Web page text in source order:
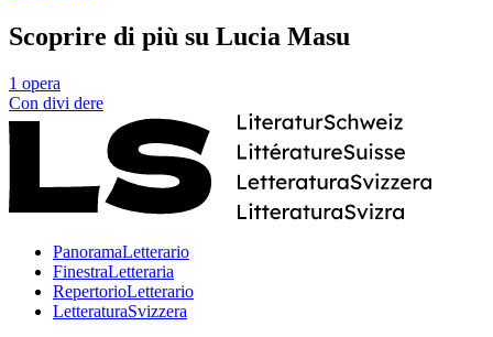
Scoprire di più su Lucia Masu
1 opera
Con divi dere
PanoramaLetterario
FinestraLetteraria
RepertorioLetterario
LetteraturaSvizzera